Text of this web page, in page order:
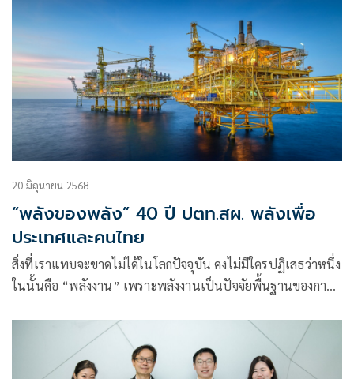
20 มิถุนายน 2568
“พลังของพลัง” 40 ปี ปตท.สผ. พลังเพื่อ
ประเทศและคนไทย
สิ่งที่เราแทบจะขาดไม่ได้ในโลกปัจจุบัน คงไม่มีใครปฏิเสธว่าหนึ่ง
ในนั้นคือ “พลังงาน” เพราะพลังงานเป็นปัจจัยพื้นฐานของการ